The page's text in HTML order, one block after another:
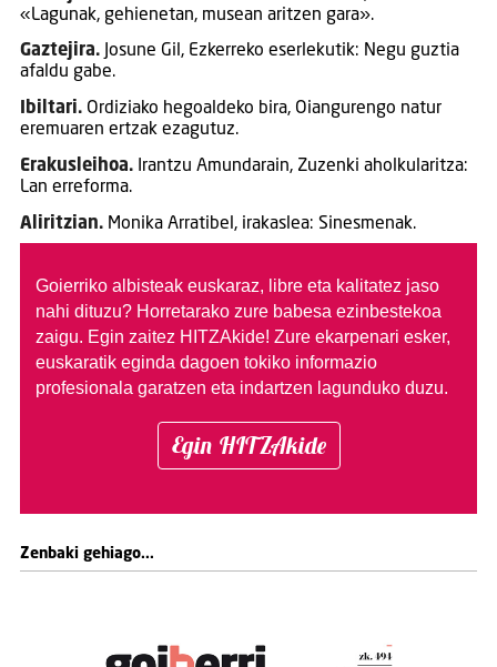
«Lagunak, gehienetan, musean aritzen gara».
Gaztejira.Josune Gil, Ezkerreko eserlekutik: Negu guztia
afaldu gabe.
Ibiltari. Ordiziako hegoaldeko bira, Oiangurengo natur
eremuaren ertzak ezagutuz.
Erakusleihoa. Irantzu Amundarain, Zuzenki aholkularitza:
Lan erreforma.
Aliritzian.Monika Arratibel, irakaslea: Sinesmenak.
Goierriko albisteak euskaraz, libre eta kalitatez jaso
nahi dituzu? Horretarako zure babesa ezinbestekoa
zaigu. Egin zaitez HITZAkide! Zure ekarpenari esker,
euskaratik eginda dagoen tokiko informazio
profesionala garatzen eta indartzen lagunduko duzu.
Egin HITZAkide
Zenbaki gehiago...